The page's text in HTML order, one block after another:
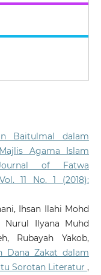
Baitulmal dalam
Agama Islam
of Fatwa
11 No. 1 (2018):
Ihsan Ilahi Mohd
Nurul Ilyana Muhd
Rubayah Yakob,
Dana Zakat dalam
Sorotan Literatur,